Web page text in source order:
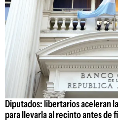
Diputados: libertarios aceleran
para llevarla al recinto antes de